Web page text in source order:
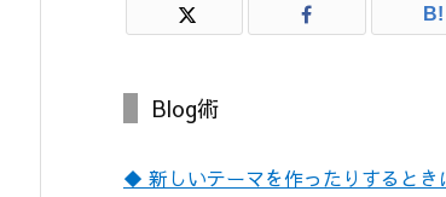
B!
Blog術
◆ 新しいテーマを作ったりすると